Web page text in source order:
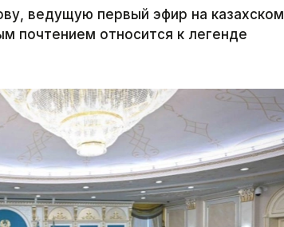
ведущую первый эфир на казахском
почтением относится к легенде